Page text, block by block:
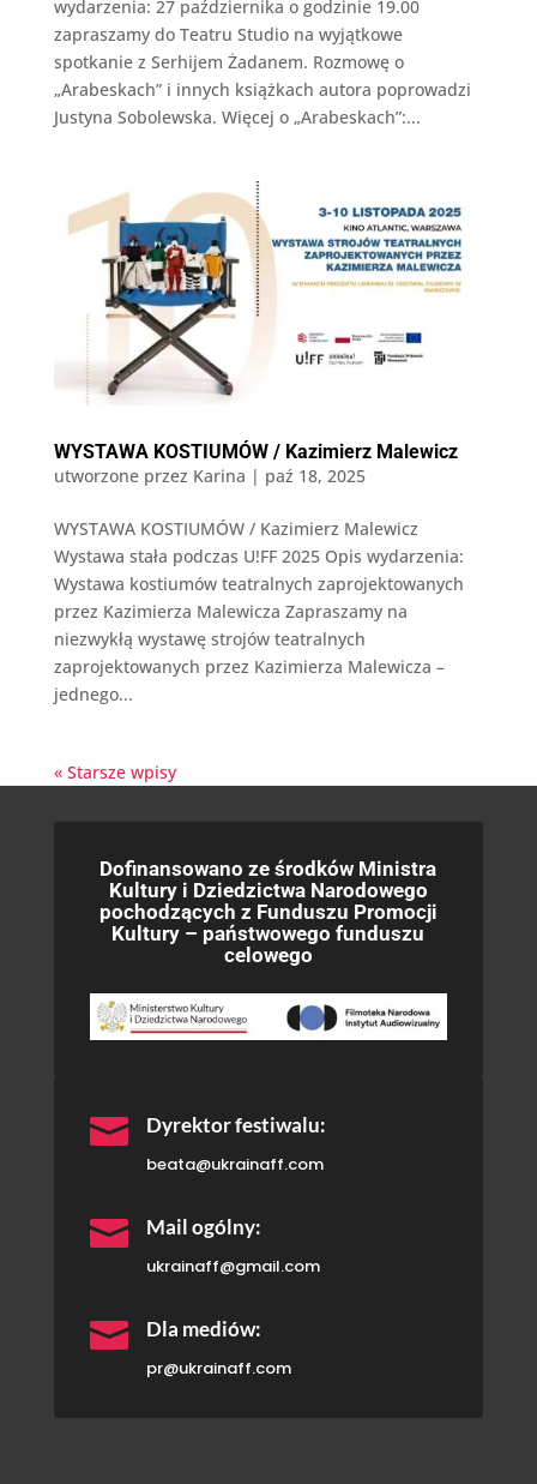
wydarzenia: 27 października o godzinie 19.00
zapraszamy do Teatru Studio na wyjątkowe
spotkanie z Serhijem Żadanem. Rozmowę o
„Arabeskach” i innych książkach autora poprowadzi
Justyna Sobolewska. Więcej o „Arabeskach”:...
WYSTAWA KOSTIUMÓW / Kazimierz Malewicz
utworzone przez Karina | paź 18, 2025
WYSTAWA KOSTIUMÓW / Kazimierz Malewicz
Wystawa stała podczas U!FF 2025 Opis wydarzenia:
Wystawa kostiumów teatralnych zaprojektowanych
przez Kazimierza Malewicza Zapraszamy na
niezwykłą wystawę strojów teatralnych
zaprojektowanych przez Kazimierza Malewicza –
jednego...
« Starsze wpisy
Dofinansowano ze środków Ministra
Kultury i Dziedzictwa Narodowego
pochodzących z Funduszu Promocji
Kultury – państwowego funduszu
celowego
 Dyrektor festiwalu:
beata@ukrainaff.com
 Mail ogólny:
ukrainaff@gmail.com
 Dla mediów:
pr@ukrainaff.com